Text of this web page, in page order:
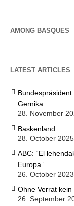
AMONG BASQUES
LATEST ARTICLES
Gernika
28. November
Baskenland
28. October 2025
ABC: “El
Europa”
26. October 2023
Ohne Verrat
26. September